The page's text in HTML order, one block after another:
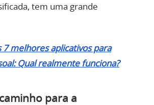
tem uma grande
7 melhores aplicativos para
Qual realmente funciona?
para a